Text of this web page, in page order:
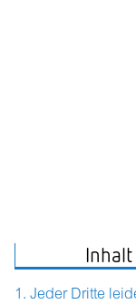
Inhalt
Jeder Dritte